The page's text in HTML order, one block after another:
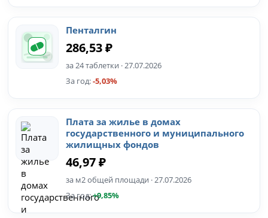
Пенталгин
286,53 ₽
за 24 таблетки · 27.07.2026
За год:-5,03%
Плата за жилье в домах
государственного и муниципального
жилищных фондов
46,97 ₽
за м2 общей площади · 27.07.2026
За год:+9,85%